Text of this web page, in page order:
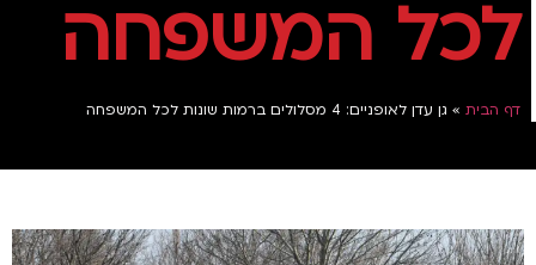
לכל המשפחה
דף הבית » גן עדן לאופניים: 4 מסלולים ברמות שונות לכל המשפחה